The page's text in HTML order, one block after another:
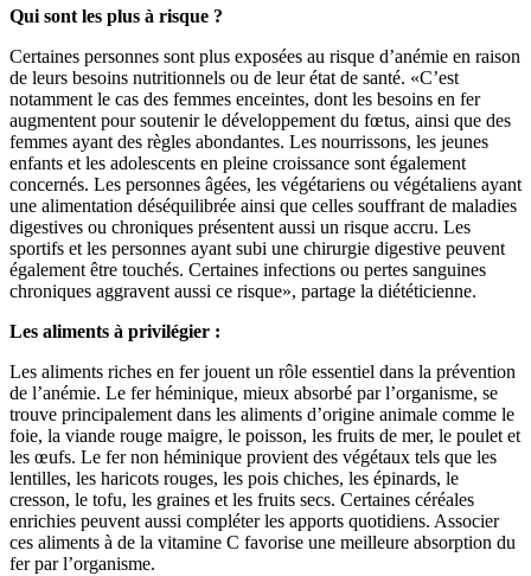
Qui sont les plus à risque ?
Certaines personnes sont plus exposées au risque d’anémie en raison
de leurs besoins nutritionnels ou de leur état de santé. «C’est
notamment le cas des femmes enceintes, dont les besoins en fer
augmentent pour soutenir le développement du fœtus, ainsi que des
femmes ayant des règles abondantes. Les nourrissons, les jeunes
enfants et les adolescents en pleine croissance sont également
concernés. Les personnes âgées, les végétariens ou végétaliens ayant
une alimentation déséquilibrée ainsi que celles souffrant de maladies
digestives ou chroniques présentent aussi un risque accru. Les
sportifs et les personnes ayant subi une chirurgie digestive peuvent
également être touchés. Certaines infections ou pertes sanguines
chroniques aggravent aussi ce risque», partage la diététicienne.
Les aliments à privilégier :
Les aliments riches en fer jouent un rôle essentiel dans la prévention
de l’anémie. Le fer héminique, mieux absorbé par l’organisme, se
trouve principalement dans les aliments d’origine animale comme le
foie, la viande rouge maigre, le poisson, les fruits de mer, le poulet et
les œufs. Le fer non héminique provient des végétaux tels que les
lentilles, les haricots rouges, les pois chiches, les épinards, le
cresson, le tofu, les graines et les fruits secs. Certaines céréales
enrichies peuvent aussi compléter les apports quotidiens. Associer
ces aliments à de la vitamine C favorise une meilleure absorption du
fer par l’organisme.